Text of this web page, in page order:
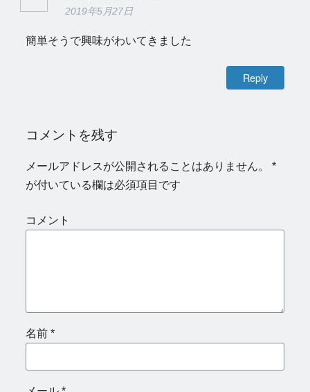
2019年5月27日
簡単そうで興味がわいてきました
Reply
コメントを残す
メールアドレスが公開されることはありません。
*
が付いている欄は必須項目です
コメント
名前*